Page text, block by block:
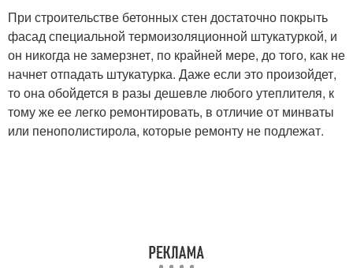
При строительстве бетонных стен достаточно покрыть
фасад специальной термоизоляционной штукатуркой, и
он никогда не замерзнет, по крайней мере, до того, как не
начнет отпадать штукатурка. Даже если это произойдет,
то она обойдется в разы дешевле любого утеплителя, к
тому же ее легко ремонтировать, в отличие от минваты
или пенополистирола, которые ремонту не подлежат.